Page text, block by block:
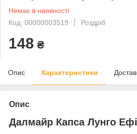
Немає в наявності
Код: 00000003519
Роздріб
148 ₴
Опис Характеристики
Опис
Далмайр Капса Лунго